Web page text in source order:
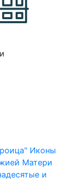
Иконы
Матери
и